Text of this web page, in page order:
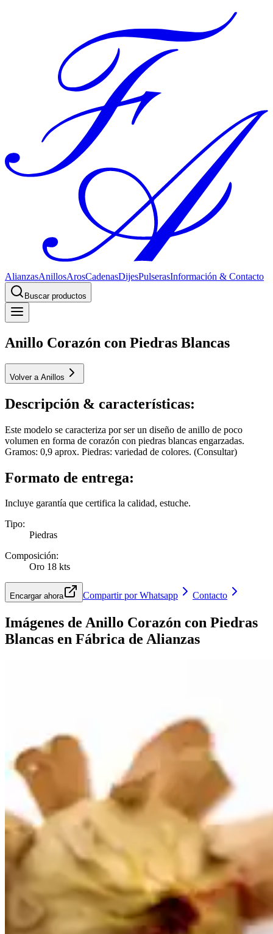
AlianzasAnillosArosCadenasDijesPulserasInformación & Contacto
Buscar productos
Anillo Corazón con Piedras Blancas
Volver a Anillos
Descripción & características:
Este modelo se caracteriza por ser un diseño de anillo de poco
volumen en forma de corazón con piedras blancas engarzadas.
Gramos: 0,9 aprox. Piedras: variedad de colores. (Consultar)
Formato de entrega:
Incluye garantía que certifica la calidad, estuche.
Tipo:
Piedras
Composición:
Oro 18 kts
Encargar ahora Compartir por Whatsapp Contacto
Imágenes de Anillo Corazón con Piedras
Blancas en Fábrica de Alianzas